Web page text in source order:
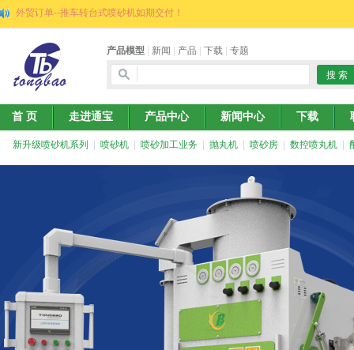
外贸订单--推车转台式喷砂机如期交付！
产品模型 新闻 产品 下载 专题
首 页 走进通宝 产品中心 新闻中心 下载
新升级喷砂机系列 喷砂机 喷砂加工业务 抛丸机 喷砂房 数控喷丸机